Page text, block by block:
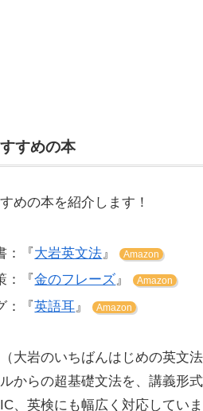
すめの本
めの本を紹介します！
：『大岩英文法』 Amazon
：『金のフレーズ』 Amazon
：『英語耳 』 Amazon
（大岩のいちばんはじめの英文
からの超基礎文法を、講義形
、英検にも幅広く対応していま